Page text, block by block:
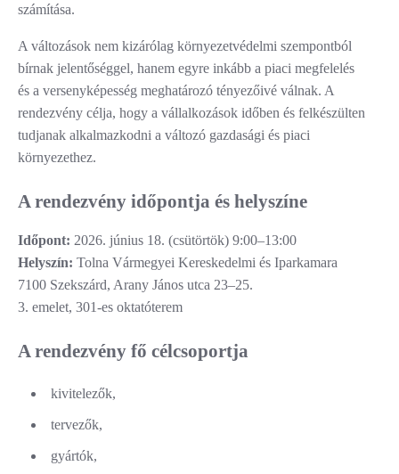
számítása.
A változások nem kizárólag környezetvédelmi szempontból
bírnak jelentőséggel, hanem egyre inkább a piaci megfelelés
és a versenyképesség meghatározó tényezőivé válnak. A
rendezvény célja, hogy a vállalkozások időben és felkészülten
tudjanak alkalmazkodni a változó gazdasági és piaci
környezethez.
A rendezvény időpontja és helyszíne
Időpont: 2026. június 18. (csütörtök) 9:00–13:00
Helyszín: Tolna Vármegyei Kereskedelmi és Iparkamara
7100 Szekszárd, Arany János utca 23–25.
3. emelet, 301-es oktatóterem
A rendezvény fő célcsoportja
kivitelezők,
tervezők,
gyártók,